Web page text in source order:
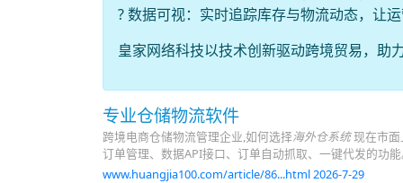
? 数据可视：实时追踪库存与物流动态，让
皇家网络科技以技术创新驱动跨境贸易，助
专业仓储物流软件
跨境电商仓储物流管理企业,如何选择海外仓系统现在市面
订单管理、数据API接口、订单自动抓取、一键代发的功
www.huangjia100.com/article/86...html 2026-7-29